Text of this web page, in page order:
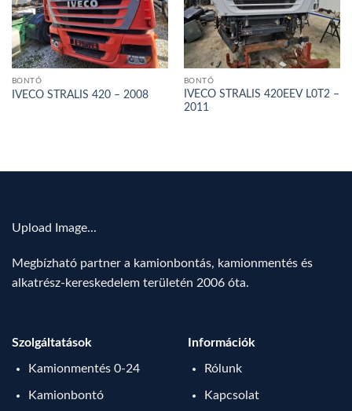
BONTÓ
IVECO STRALIS 420 – 2008
BONTÓ
IVECO STRALIS 420EEV L0T2 –
2011
Upload Image...
Megbízható partner a kamionbontás, kamionmentés és
alkatrész-kereskedelem területén 2006 óta.
Szolgáltatások
Kamionmentés 0-24
Kamionbontó
Információk
Rólunk
Kapcsolat